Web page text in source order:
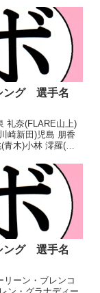
ング 選手名
礼奈(FLARE山上)
崎新田)児島 朋香
木)小林 澪羅(足
引に戻る
ング 選手名
リーン・ブレンコ